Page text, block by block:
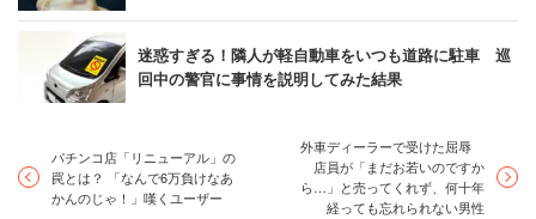
迷惑すぎる！隣人が軽自動車をいつも道路に駐車 巡
回中の警官に事情を説明してみた結果
パチンコ店「リニューアル」の
罠とは？ 「なんで6万負けなあ
かんのじゃ！」嘆くユーザー
外車ディーラーで受けた屈辱
店員が「まだお若いのですか
ら…」と売ってくれず、何十年
経っても忘れられない男性